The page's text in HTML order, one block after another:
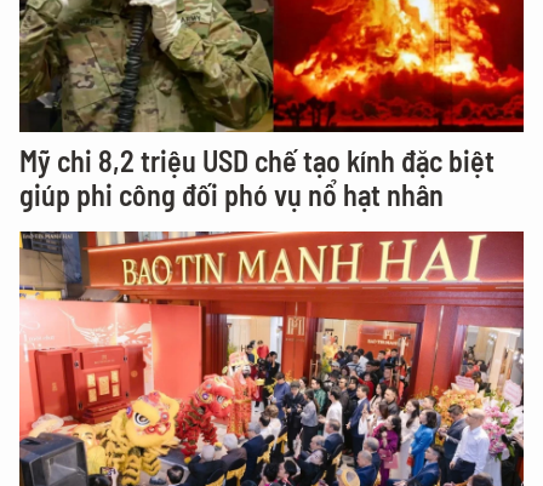
Mỹ chi 8,2 triệu USD chế tạo kính đặc biệt
giúp phi công đối phó vụ nổ hạt nhân